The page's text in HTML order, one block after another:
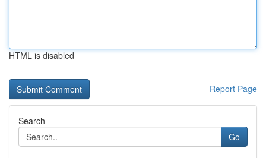
HTML is disabled
Report Page
Search
Go